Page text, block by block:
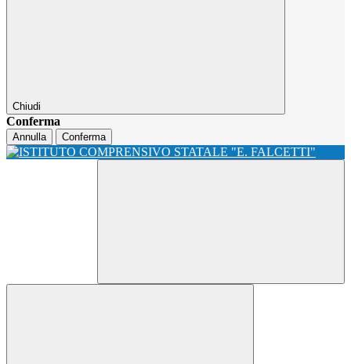
Chiudi
Conferma
Annulla Conferma